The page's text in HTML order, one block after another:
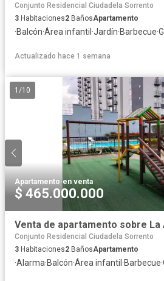
Conjunto Residencial Ciudadela Sorrento
3 Habitaciones2 BañosApartamento
·Balcón·Área infantil·Jardín·Barbecue·
Actualizado hace 1 semana
1 /10
Apartamento·en venta
$ 465.000.000
Venta de apartamento sobre La
Conjunto Residencial Ciudadela Sorrento
3 Habitaciones2 BañosApartamento
·Alarma·Balcón·Área infantil ·Barbecue·